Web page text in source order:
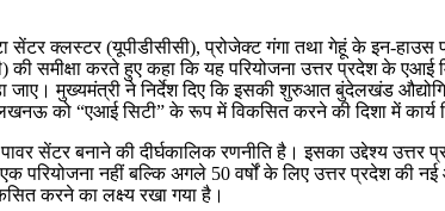
सेंटर क्लस्टर (यूपीडीसीसी), प्रोजेक्ट गंगा तथा गेहूं के इन-
समीक्षा करते हुए कहा कि यह परियोजना उत्तर प्रदेश के एआई
मुख्यमंत्री ने निर्देश दिए कि इसकी शुरुआत बुंदेलखंड
को “एआई सिटी” के रूप में विकसित करने की दिशा में कार्य
सेंटर बनाने की दीर्घकालिक रणनीति है। इसका उद्देश्य
नहीं बल्कि अगले 50 वर्षों के लिए उत्तर प्रदेश की
करने का लक्ष्य रखा गया है।